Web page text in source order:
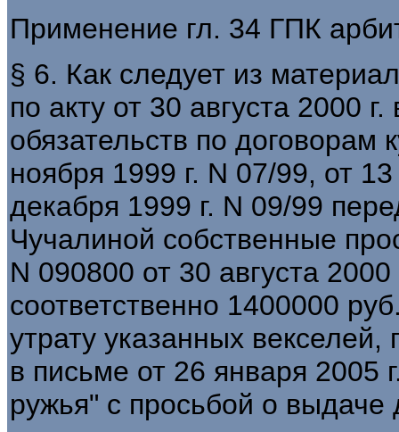
Применение гл. 34 ГПК
§ 6. Как следует из
по акту от 30 августа 2000
обязательств по договорам
ноября 1999 г. N 07/99, от
декабря 1999 г. N 09/99
Чучалиной собственные
N 090800 от 30 августа
соответственно 1400000
утрату указанных
в письме от 26 января 2005
ружья" с просьбой о выдаче